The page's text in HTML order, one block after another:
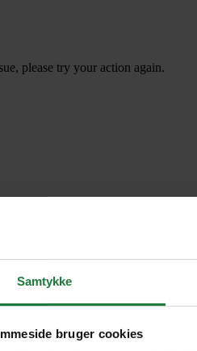
Samtykke
bruger cookies
please try your action again.